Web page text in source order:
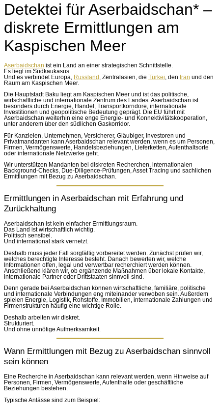
Detektei für Aserbaidschan* –
diskrete Ermittlungen am
Kaspischen Meer
Aserbaidschan ist ein Land an einer strategischen Schnittstelle.
Es liegt im Südkaukasus.
Und es verbindet Europa,
Russland , Zentralasien, die Türkei , den Iran und den
Raum am Kaspischen Meer.
Die Hauptstadt Baku liegt am Kaspischen Meer und ist das politische,
wirtschaftliche und internationale Zentrum des Landes. Aserbaidschan ist
besonders durch Energie, Handel, Transportkorridore, internationale
Investitionen und geopolitische Bedeutung geprägt. Die EU führt mit
Aserbaidschan weiterhin eine enge Energie- und Konnektivitätskooperation,
unter anderem über den südlichen Gaskorridor.
Für Kanzleien, Unternehmen, Versicherer, Gläubiger, Investoren und
Privatmandanten kann Aserbaidschan relevant werden, wenn es um Personen,
Firmen, Vermögenswerte, Handelsbeziehungen, Lieferketten, Aufenthaltsorte
oder internationale Netzwerke geht.
Wir unterstützen Mandanten bei diskreten Recherchen, internationalen
Background-Checks, Due-Diligence-Prüfungen, Asset Tracing und sachlichen
Ermittlungen mit Bezug zu Aserbaidschan.
Ermittlungen in Aserbaidschan mit Erfahrung und
Zurückhaltung
Aserbaidschan ist kein einfacher Ermittlungsraum.
Das Land ist wirtschaftlich wichtig.
Politisch sensibel.
Und international stark vernetzt.
Deshalb muss jeder Fall sorgfältig vorbereitet werden. Zunächst prüfen wir,
welches berechtigte Interesse besteht. Danach bewerten wir, welche
Informationen offen, legal und verwertbar recherchiert werden können.
Anschließend klären wir, ob ergänzende Maßnahmen über lokale Kontakte,
internationale Partner oder Drittstaaten sinnvoll sind.
Denn gerade bei Aserbaidschan können wirtschaftliche, familiäre, politische
und internationale Verbindungen eng miteinander verwoben sein. Außerdem
spielen Energie, Logistik, Rohstoffe, Immobilien, internationale Zahlungen und
Firmenstrukturen häufig eine wichtige Rolle.
Deshalb arbeiten wir diskret.
Strukturiert.
Und ohne unnötige Aufmerksamkeit.
Wann Ermittlungen mit Bezug zu Aserbaidschan sinnvoll
sein können
Eine Recherche in Aserbaidschan kann relevant werden, wenn Hinweise auf
Personen, Firmen, Vermögenswerte, Aufenthalte oder geschäftliche
Beziehungen bestehen.
Typische Anlässe sind zum Beispiel: